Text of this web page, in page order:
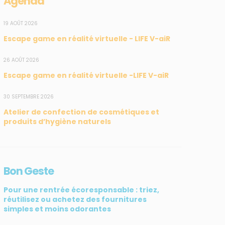
19 AOÛT 2026
Escape game en réalité virtuelle - LIFE V-aiR
26 AOÛT 2026
Escape game en réalité virtuelle -LIFE V-aiR
30 SEPTEMBRE 2026
Atelier de confection de cosmétiques et
produits d’hygiène naturels
Bon Geste
Pour une rentrée écoresponsable : triez,
réutilisez ou achetez des fournitures
simples et moins odorantes
CONTACT
31, rue du Pr. Raymond